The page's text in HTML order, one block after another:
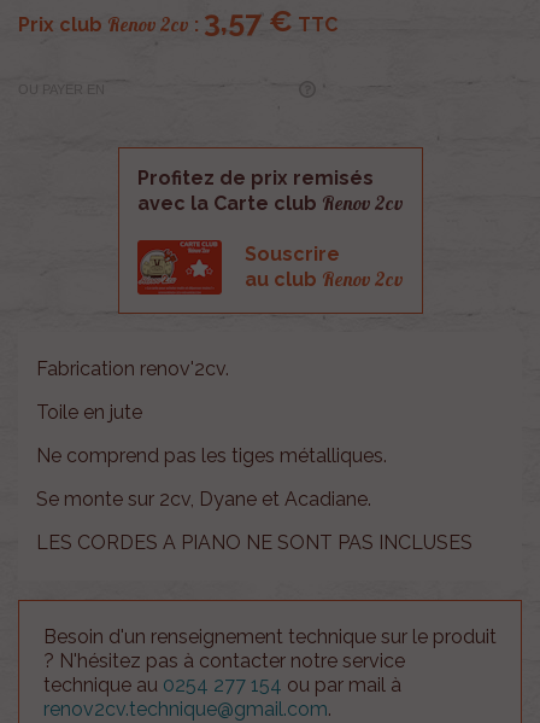
Prix club Renov 2cv : 3,57 € TTC
Profitez de prix remisés
avec la Carte club Renov 2cv
Souscrire
au club Renov 2cv
Fabrication renov'2cv.
Toile en jute
Ne comprend pas les tiges métalliques.
Se monte sur 2cv, Dyane et Acadiane.
LES CORDES A PIANO NE SONT PAS INCLUSES
Besoin d'un renseignement technique sur le produit
? N'hésitez pas à contacter notre service
technique au 0254 277 154 ou par mail à
renov2cv.technique@gmail.com.